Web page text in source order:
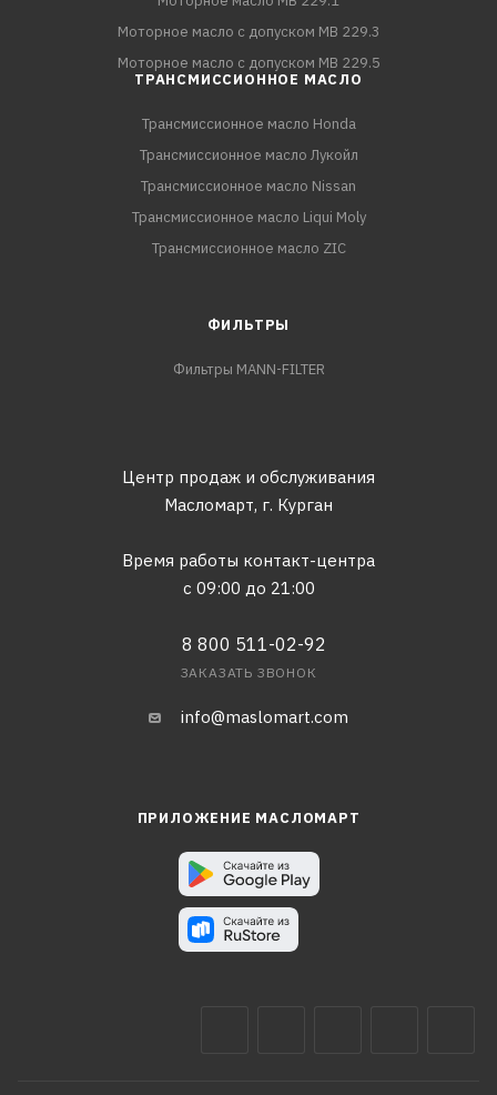
Моторное масло с допуском MB 229.3
Моторное масло с допуском MB 229.5
ТРАНСМИССИОННОЕ МАСЛО
Трансмиссионное масло Honda
Трансмиссионное масло Лукойл
Трансмиссионное масло Nissan
Трансмиссионное масло Liqui Moly
Трансмиссионное масло ZIC
ФИЛЬТРЫ
Фильтры MANN-FILTER
Центр продаж и обслуживания
Масломарт, г. Курган
Время работы контакт-центра
с 09:00 до 21:00
8 800 511-02-92
ЗАКАЗАТЬ ЗВОНОК
info@maslomart.com
ПРИЛОЖЕНИЕ МАСЛОМАРТ